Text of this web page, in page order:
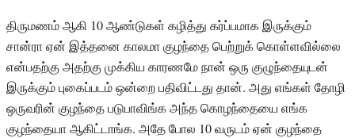
திருமணம் ஆகி 10 ஆண்டுகள் கழித்து கர்ப்பமாக இருக்கும்
சான்ரா ஏன் இத்தனை காலமா குழந்தை பெற்றுக் கொள்ளவில்லை
என்பதற்கு அதற்கு முக்கிய காரணமே நான் ஒரு குழுந்தையுடன்
இருக்கும் புகைப்படம் ஒன்றை பதிவிட்டது தான். அது எங்கள் தோழி
ஒருவரின் குழந்தை படுபாவிங்க அந்த கொழந்தையை எங்க
குழந்தையா ஆகிட்டாங்க. அதே போல 10 வருடம் ஏன் குழந்தை